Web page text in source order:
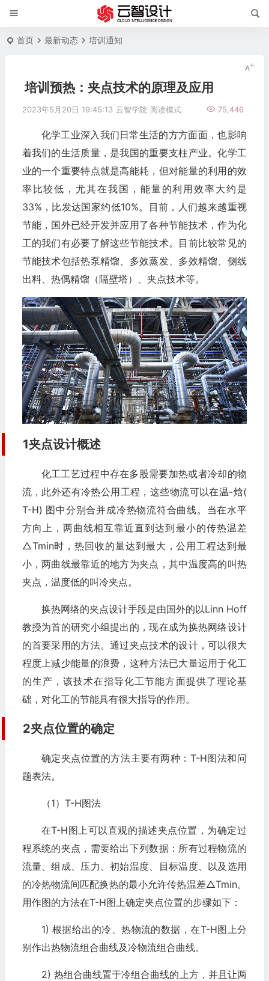
首页 最新动态 培训通知
培训预热：夹点技术的原理及应用
2023年5月20日 19:45:13 云智学院 75,446
阅读模式
化学工业深入我们日常生活的方方面面，也影响
着我们的生活质量，是我国的重要支柱产业。化学工
业的一个重要特点就是高能耗，但对能量的利用的效
率比较低，尤其在我国，能量的利用效率大约是
33%，比发达国家约低10%。目前，人们越来越重视
节能，国外已经开发并应用了各种节能技术，作为化
工的我们有必要了解这些节能技术。目前比较常见的
节能技术包括热泵精馏、多效蒸发、多效精馏、侧线
出料、热偶精馏（隔壁塔）、夹点技术等。
1夹点设计概述
化工工艺过程中存在多股需要加热或者冷却的物
流，此外还有冷热公用工程，这些物流可以在温-焓(
T-H) 图中分别合并成冷热物流符合曲线。当在水平
方向上，两曲线相互靠近直到达到最小的传热温差
△Tmin时，热回收的量达到最大，公用工程达到最
小，两曲线最靠近的地方为夹点，其中温度高的叫热
夹点，温度低的叫冷夹点。
换热网络的夹点设计手段是由国外的以Linn Hoff
教授为首的研究小组提出的，现在成为换热网络设计
的首要采用的方法。通过夹点技术的设计，可以很大
程度上减少能量的浪费，这种方法已大量运用于化工
的生产，该技术在指导化工节能方面提供了理论基
础，对化工的节能具有很大指导的作用。
2夹点位置的确定
确定夹点位置的方法主要有两种：T-H图法和问
题表法。
（1）T-H图法
在T-H图上可以直观的描述夹点位置，为确定过
程系统的夹点，需要给出下列数据：所有过程物流的
流量、组成、压力、初始温度、目标温度、以及选用
的冷热物流间匹配换热的最小允许传热温差△Tmin。
用作图的方法在T-H图上确定夹点位置的步骤如下：
1) 根据给出的冷、热物流的数据，在T-H图上分
别作出热物流组合曲线及冷物流组合曲线。
2) 热组合曲线置于冷组合曲线的上方，并且让两